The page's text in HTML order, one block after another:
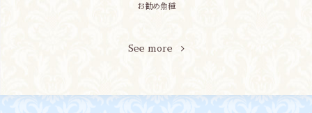
お勧め魚種
See more